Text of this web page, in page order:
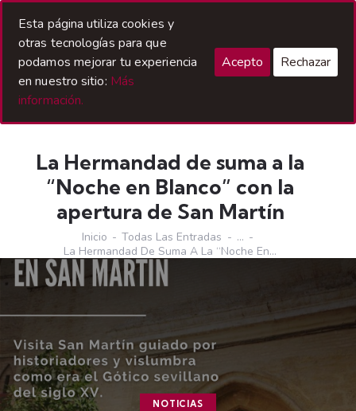
La Hermandad de suma a la
“Noche en Blanco” con la
apertura de San Martín
Inicio Todas Las Entradas
...
La Hermandad De Suma A La “Noche En...
NOTICIAS
Esta página utiliza cookies y
otras tecnologías para que
podamos mejorar tu experiencia
en nuestro sitio: Más
información.
Acepto Rechazar